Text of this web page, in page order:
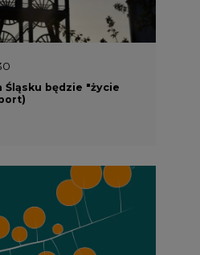
Śląsku będzie "życie